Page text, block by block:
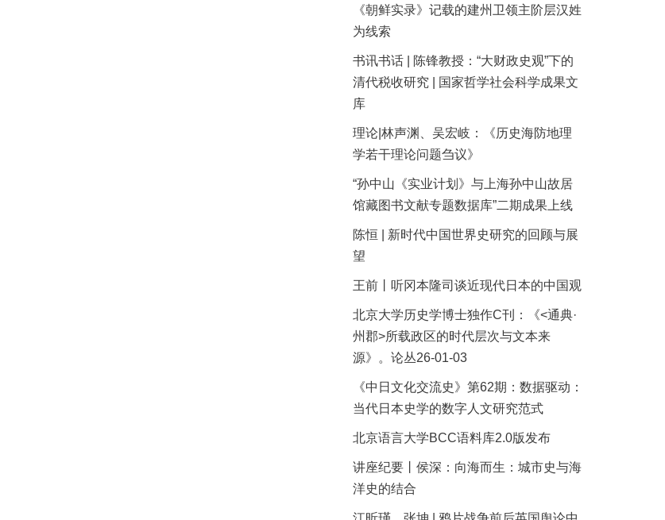
《朝鲜实录》记载的建州卫领主阶层汉姓
为线索
书讯书话 | 陈锋教授：“大财政史观”下的
清代税收研究 | 国家哲学社会科学成果文
库
理论|林声渊、吴宏岐：《历史海防地理
学若干理论问题刍议》
“孙中山《实业计划》与上海孙中山故居
馆藏图书文献专题数据库”二期成果上线
陈恒 | 新时代中国世界史研究的回顾与展
望
王前丨听冈本隆司谈近现代日本的中国观
北京大学历史学博士独作C刊：《<通典·
州郡>所载政区的时代层次与文本来
源》。论丛26-01-03
《中日文化交流史》第62期：数据驱动：
当代日本史学的数字人文研究范式
北京语言大学BCC语料库2.0版发布
讲座纪要丨侯深：向海而生：城市史与海
洋史的结合